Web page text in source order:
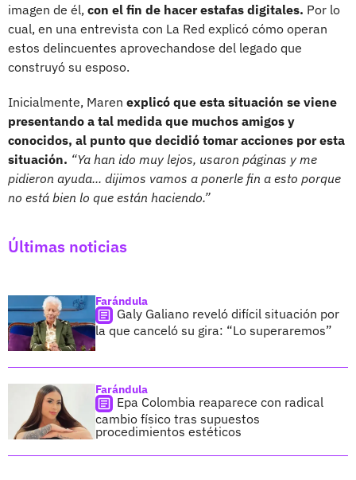
imagen de él, con el fin de hacer estafas digitales. Por lo
cual, en una entrevista con La Red explicó cómo operan
estos delincuentes aprovechandose del legado que
construyó su esposo.
Inicialmente, Maren explicó que esta situación se viene
presentando a tal medida que muchos amigos y
conocidos, al punto que decidió tomar acciones por esta
situación. “Ya han ido muy lejos, usaron páginas y me
pidieron ayuda... dijimos vamos a ponerle fin a esto porque
no está bien lo que están haciendo.”
Últimas noticias
Farándula
Galy Galiano reveló difícil situación por
la que canceló su gira: “Lo superaremos”
Farándula
Epa Colombia reaparece con radical
cambio físico tras supuestos
procedimientos estéticos